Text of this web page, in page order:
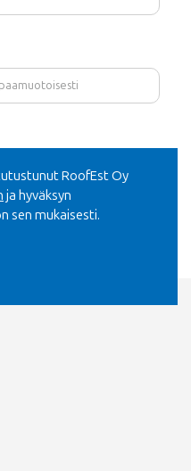
RoofEst Oy
ja hyväksyn
sen mukaisesti.